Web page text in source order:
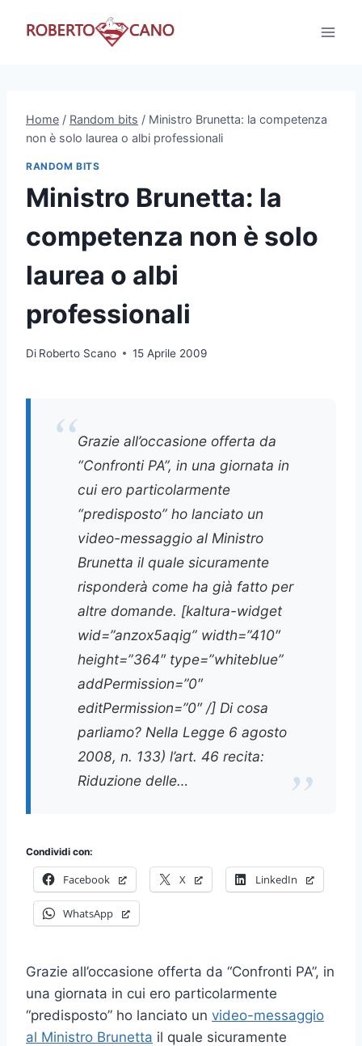
Home / Random bits / Ministro Brunetta: la competenza
non è solo laurea o albi professionali
RANDOM BITS
Ministro Brunetta: la
competenza non è solo
laurea o albi
professionali
Di Roberto Scano 15 Aprile 2009
Grazie all’occasione offerta da
“Confronti PA”, in una giornata in
cui ero particolarmente
“predisposto” ho lanciato un
video-messaggio al Ministro
Brunetta il quale sicuramente
risponderà come ha già fatto per
altre domande. [kaltura-widget
wid=”anzox5aqig” width=”410″
height=”364″ type=”whiteblue”
addPermission=”0″
editPermission=”0″ /] Di cosa
parliamo? Nella Legge 6 agosto
2008, n. 133) l’art. 46 recita:
Riduzione delle…
Condividi con:
Facebook X LinkedIn
WhatsApp
Grazie all’occasione offerta da “Confronti PA”, in
una giornata in cui ero particolarmente
“predisposto” ho lanciato un video-messaggio
al Ministro Brunetta il quale sicuramente